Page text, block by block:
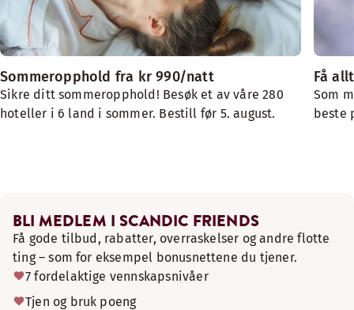
Sommeropphold fra kr 990/natt
Sikre ditt sommeropphold! Besøk et av våre 280
hoteller i 6 land i sommer. Bestill før 5. august.
Få
Som
beste
BLI MEDLEM I SCANDIC FRIENDS
Få gode tilbud, rabatter, overraskelser og andre flotte
ting – som for eksempel bonusnettene du tjener.
7 fordelaktige vennskapsnivåer
Tjen og bruk poeng